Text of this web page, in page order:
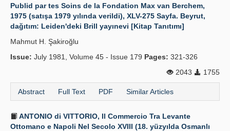
Publid par tes Soins de la Fondation Max van Berchem,
1975 (satışa 1979 yılında verildi), XLV-275 Sayfa. Beyrut,
dağıtım: Leiden'deki Brill yayınevi [Kitap Tanıtımı]
Mahmut H. Şakiroğlu
Issue: July 1981, Volume 45 - Issue 179 Pages: 321-326
2043
1755
Abstract Full Text PDF Similar Articles
ANTONIO di VITTORIO, Il Commercio Tra Levante
Ottomano e Napoli Nel Secolo XVIII (18. yüzyılda Osmanlı